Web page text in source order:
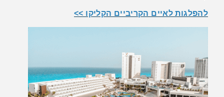
להפלגות לאיים הקריביים הקליקו >>